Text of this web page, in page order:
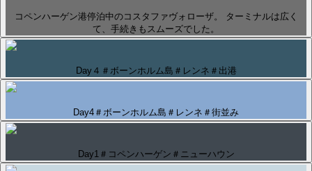
コペンハーゲン港停泊中のコスタファヴォローザ。 ターミナルは広く
て、手続きもスムーズでした。
Day４＃ボーンホルム島＃レンネ＃出港
Day4＃ボーンホルム島＃レンネ＃街並み
Day1＃コペンハーゲン＃ニューハウン